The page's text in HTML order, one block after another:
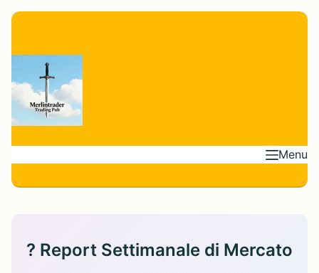
Skip
content
Menu
? Report Settimanale di Mercato